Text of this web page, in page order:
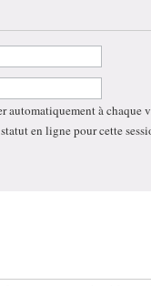
automatiquement à chaque
en ligne pour cette